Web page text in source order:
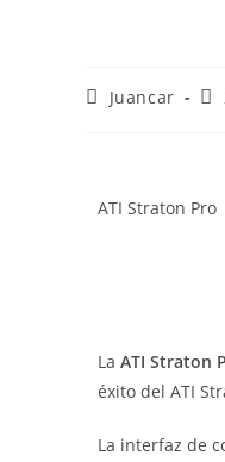
Juancar
ATI Straton Pro
La ATI Straton
éxito del ATI
La interfaz de